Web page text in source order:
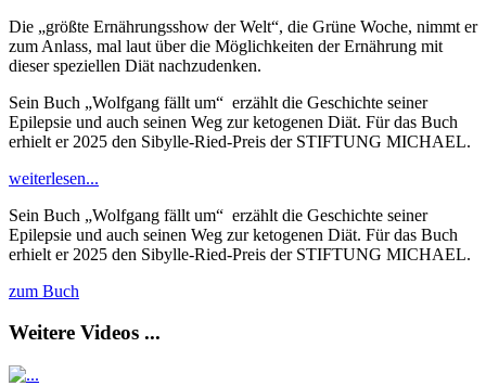
Die „größte Ernährungsshow der Welt“, die Grüne Woche, nimmt er
zum Anlass, mal laut über die Möglichkeiten der Ernährung mit
dieser speziellen Diät nachzudenken.
Sein Buch „Wolfgang fällt um“ erzählt die Geschichte seiner
Epilepsie und auch seinen Weg zur ketogenen Diät. Für das Buch
erhielt er 2025 den Sibylle-Ried-Preis der STIFTUNG MICHAEL.
weiterlesen...
Sein Buch „Wolfgang fällt um“ erzählt die Geschichte seiner
Epilepsie und auch seinen Weg zur ketogenen Diät. Für das Buch
erhielt er 2025 den Sibylle-Ried-Preis der STIFTUNG MICHAEL.
zum Buch
Weitere Videos ...